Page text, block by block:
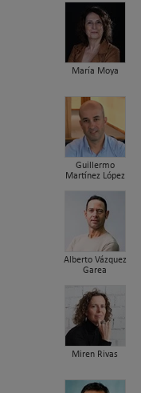
María Moya
Guillermo
Martínez López
Alberto Vázquez
Garea
Miren Rivas